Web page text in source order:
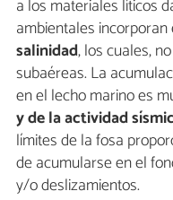
a los materiales líticos
ambientales
salinidad, los cuales,
subaéreas. La
en el lecho marino es
y de la actividad
límites de la fosa
de acumularse en el
y/o deslizamientos.